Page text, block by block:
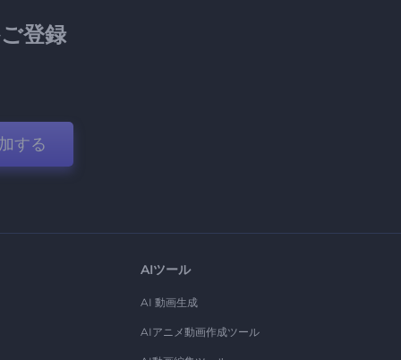
登録
する
AIツール
AI 動画生成
AIアニメ動画作成ツール